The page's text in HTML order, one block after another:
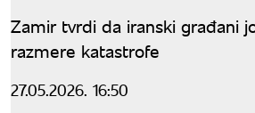
Zamir tvrdi da iranski građani
razmere katastrofe
27.05.2026. 16:50